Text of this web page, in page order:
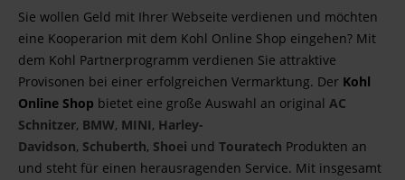
Sie wollen Geld mit Ihrer Webseite verdienen und möchten
eine Kooperarion mit dem Kohl Online Shop eingehen? Mit
dem Kohl Partnerprogramm verdienen Sie attraktive
Provisonen bei einer erfolgreichen Vermarktung. Der Kohl
Online Shop bietet eine große Auswahl an original AC
Schnitzer, BMW, MINI, Harley-
Davidson, Schuberth, Shoei und Touratech Produkten an
und steht für einen herausragenden Service. Mit insgesamt